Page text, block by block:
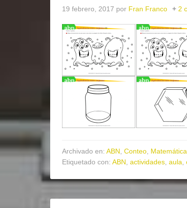
19 febrero, 2017 por Fran Franco 2
Archivado en: ABN Conteo
Etiquetado con: ABN actividades aula